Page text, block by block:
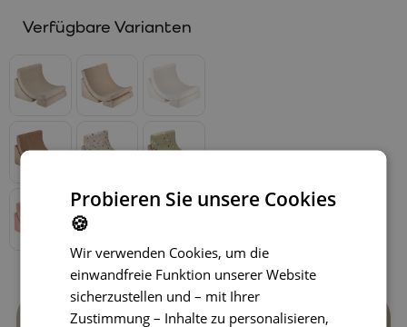
Verfügbare Varianten
Probieren Sie unsere Cookies
🍪
Wir verwenden Cookies, um die
einwandfreie Funktion unserer Website
sicherzustellen und – mit Ihrer
Zustimmung – Inhalte zu personalisieren,